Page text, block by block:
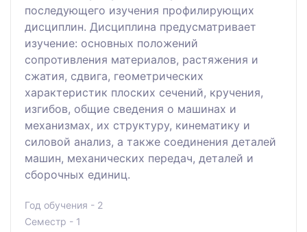
последующего изучения профилирующих
дисциплин. Дисциплина предусматривает
изучение: основных положений
сопротивления материалов, растяжения и
сжатия, сдвига, геометрических
характеристик плоских сечений, кручения,
изгибов, общие сведения о машинах и
механизмах, их структуру, кинематику и
силовой анализ, а также соединения деталей
машин, механических передач, деталей и
сборочных единиц.
Год обучения - 2
Семестр - 1